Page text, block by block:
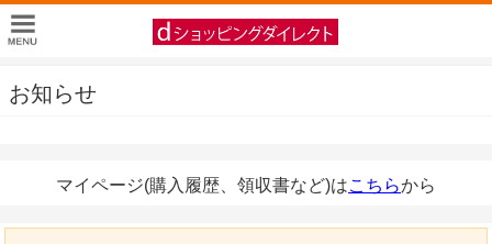
お知らせ
マイページ(購入履歴、領収書など)はこちらから